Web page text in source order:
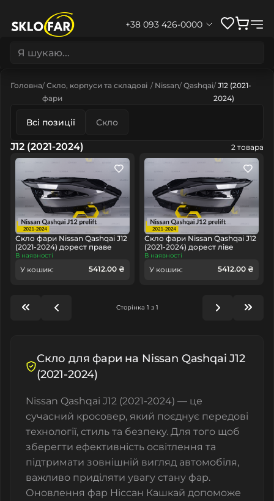
+38 093 426-0000
Головна Скло, корпуси та складові
фари
Nissan Qashqai J12 (2021-
2024)
Всі позиції Скло
J12 (2021-2024) 2 товара
Скло фари Nissan Qashqai J12
(2021-2024) дорест праве
В наявності
У кошик: 5412.00 ₴
Скло фари Nissan Qashqai J12
(2021-2024) дорест ліве
В наявності
У кошик: 5412.00 ₴
Сторінка 1 з 1
Скло для фари на Nissan Qashqai J12
(2021-2024)
Nissan Qashqai J12 (2021-2024) — це
сучасний кросовер, який поєднує передові
технології, стиль та безпеку. Для того щоб
зберегти ефективність освітлення та
підтримати зовнішній вигляд автомобіля,
важливо приділяти увагу стану фар.
Оновлення фар Ніссан Кашкай допоможе